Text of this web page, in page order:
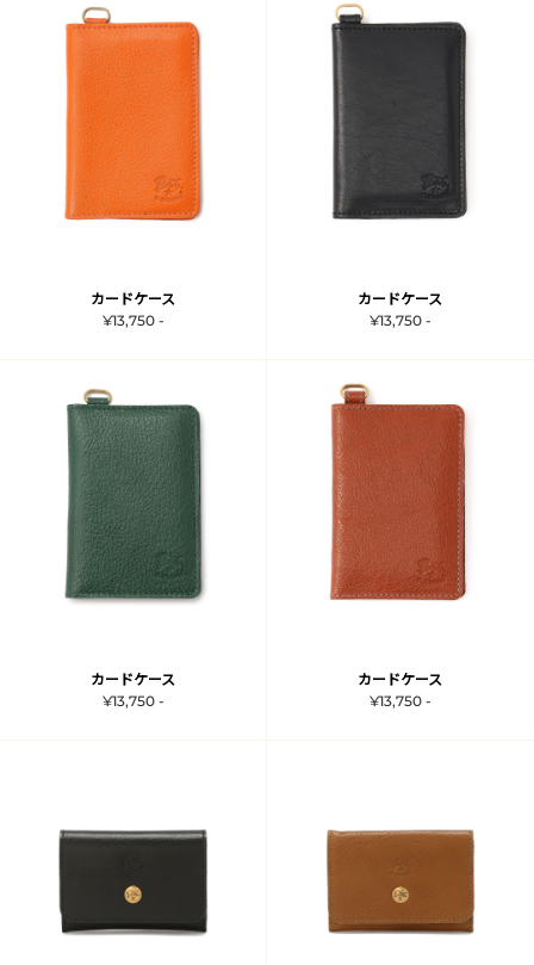
カードケース
¥13,750 -
カードケース
¥13,750 -
カードケース
¥13,750 -
カードケース
¥13,750 -